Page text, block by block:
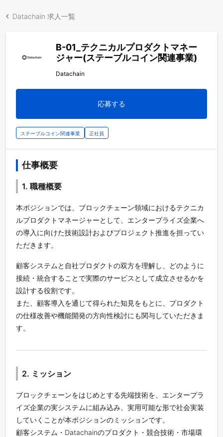
Datachain 求人一覧
B-01_テクニカルプロダクトマネー
ジャー(ステーブルコイン関連事業)
Datachain
応募する
ステーブルコイン関連事業 正社員
仕事概要
1. 職種概要
本ポジションでは、ブロックチェーン領域におけるテクニカ
ルプロダクトマネージャーとして、エンタープライズ企業へ
の導入に向けた技術設計およびプロジェクト推進を担ってい
ただきます。
顧客システムと自社プロダクトの双方を理解し、どのように
接続・統合することで実際のサービスとして成立させるかを
設計する役割です。
また、顧客導入を通じて得られた知見をもとに、プロダクト
の仕様改善や機能開発の方向性検討にも関与していただきま
す。
2. ミッション
ブロックチェーンをはじめとする先端技術を、エンタープラ
イズ企業の実システムに組み込み、実用可能な形で社会実装
していくことが本ポジションのミッションです。
顧客システム・Datachainのプロダクト・競合技術・市場環